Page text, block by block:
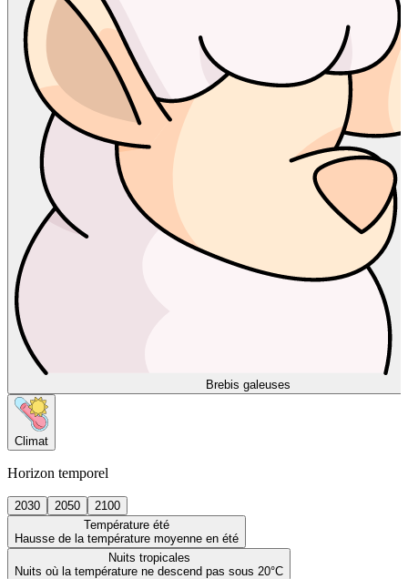
Brebis galeuses
Climat
Horizon temporel
2030 2050
2100
Température été
Hausse de la température moyenne en été
Nuits tropicales
Nuits où la température ne descend pas sous 20°C